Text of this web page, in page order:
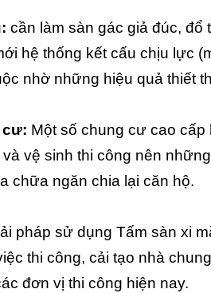
cần làm sàn gác giả đúc, đổ
hệ thống kết cấu chịu lực
nhờ những hiệu quả thiết
Một số chung cư cao
vệ sinh thi công nên
chữa ngăn chia lại căn hộ.
pháp sử dụng Tấm sàn xi
thi công, cải tạo nhà
đơn vị thi công hiện nay.